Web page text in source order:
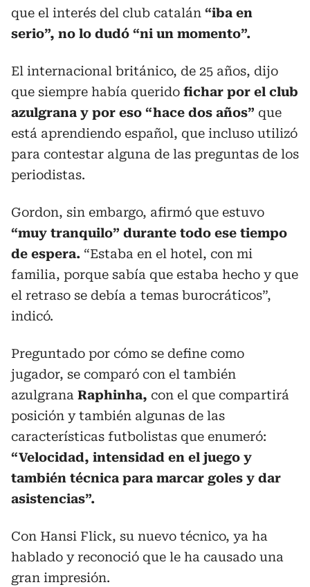
que el interés del club catalán “iba en
serio”, no lo dudó “ni un momento”.
El internacional británico, de 25 años, dijo
que siempre había querido fichar por el club
azulgrana y por eso “hace dos años” que
está aprendiendo español, que incluso utilizó
para contestar alguna de las preguntas de los
periodistas.
Gordon, sin embargo, afirmó que estuvo
“muy tranquilo” durante todo ese tiempo
de espera. “Estaba en el hotel, con mi
familia, porque sabía que estaba hecho y que
el retraso se debía a temas burocráticos”,
indicó.
Preguntado por cómo se define como
jugador, se comparó con el también
azulgrana Raphinha, con el que compartirá
posición y también algunas de las
características futbolistas que enumeró:
“Velocidad, intensidad en el juego y
también técnica para marcar goles y dar
asistencias”.
Con Hansi Flick, su nuevo técnico, ya ha
hablado y reconoció que le ha causado una
gran impresión.